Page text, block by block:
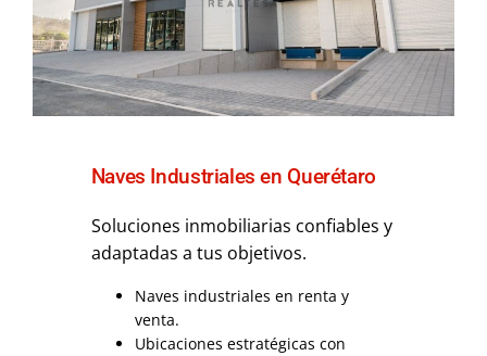
Naves Industriales en Querétaro
Soluciones inmobiliarias confiables y
adaptadas a tus objetivos.
Naves industriales en renta y
venta.
Ubicaciones estratégicas con